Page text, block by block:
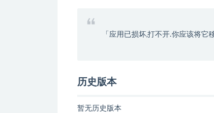
「应用已损坏,打不开.你应该将它
历史版本
暂无历史版本